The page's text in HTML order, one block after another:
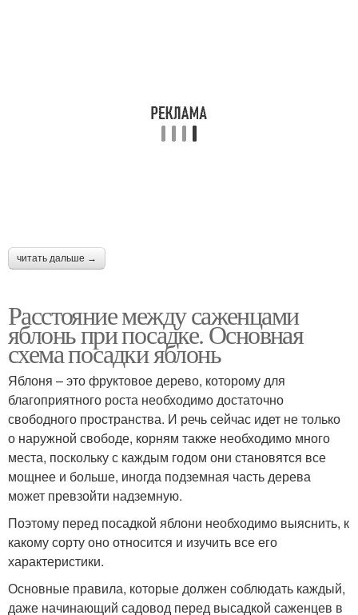
читать дальше →
Расстояние между саженцами
яблонь при посадке. Основная
схема посадки яблонь
Яблоня – это фруктовое дерево, которому для
благоприятного роста необходимо достаточно
свободного пространства. И речь сейчас идет не только
о наружной свободе, корням также необходимо много
места, поскольку с каждым годом они становятся все
мощнее и больше, иногда подземная часть дерева
может превзойти надземную.
Поэтому перед посадкой яблони необходимо выяснить, к
какому сорту оно относится и изучить все его
характеристики.
Основные правила, которые должен соблюдать каждый,
даже начинающий садовод перед высадкой саженцев в